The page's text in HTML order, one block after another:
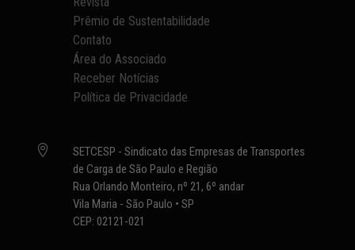
Prêmio de Sustentabilidade
Contato
Área do Associado
Receber Notícias
Política de Privacidade

SETCESP - Sindicato das Empresas de Transportes
de Carga de São Paulo e Região
Rua Orlando Monteiro, nº 21, 6º andar
Vila Maria - São Paulo • SP
CEP: 02121-021